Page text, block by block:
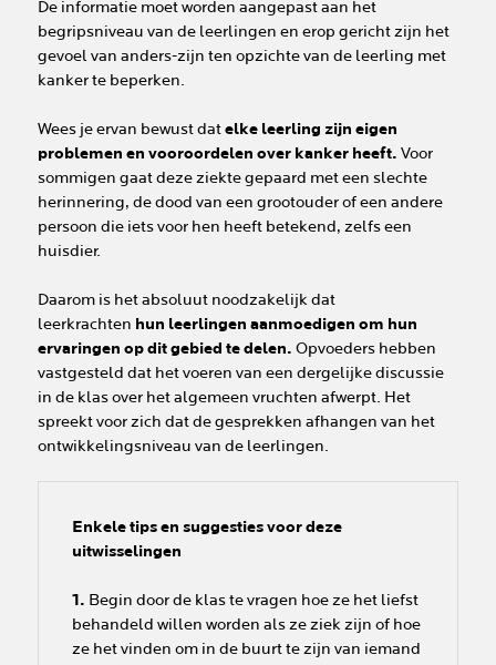
De informatie moet worden aangepast aan het
begripsniveau van de leerlingen en erop gericht zijn het
gevoel van anders-zijn ten opzichte van de leerling met
kanker te beperken.
Wees je ervan bewust datelke leerling zijn eigen
problemen en vooroordelen over kanker heeft. Voor
sommigen gaat deze ziekte gepaard met een slechte
herinnering, de dood van een grootouder of een andere
persoon die iets voor hen heeft betekend, zelfs een
huisdier.
Daarom is het absoluut noodzakelijk dat
leerkrachten hun leerlingen aanmoedigen om hun
ervaringen op dit gebied te delen. Opvoeders hebben
vastgesteld dat het voeren van een dergelijke discussie
in de klas over het algemeen vruchten afwerpt. Het
spreekt voor zich dat de gesprekken afhangen van het
ontwikkelingsniveau van de leerlingen.
Enkele tips en suggesties voor deze
uitwisselingen
1. Begin door de klas te vragen hoe ze het liefst
behandeld willen worden als ze ziek zijn of hoe
ze het vinden om in de buurt te zijn van iemand